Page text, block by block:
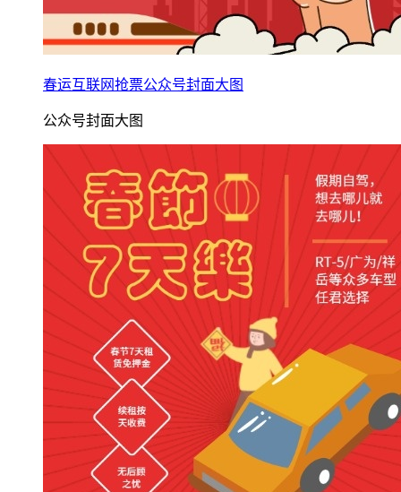
春运互联网抢票公众号封面大图
公众号封面大图